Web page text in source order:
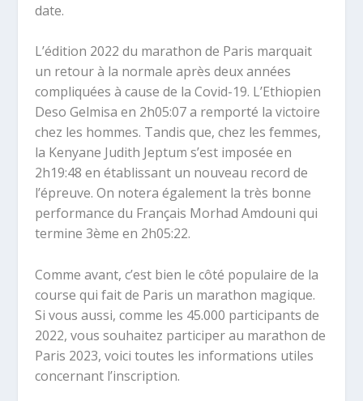
date.
L’édition 2022 du marathon de Paris marquait
un retour à la normale après deux années
compliquées à cause de la Covid-19. L’Ethiopien
Deso Gelmisa en 2h05:07 a remporté la victoire
chez les hommes. Tandis que, chez les femmes,
la Kenyane Judith Jeptum s’est imposée en
2h19:48 en établissant un nouveau record de
l’épreuve. On notera également la très bonne
performance du Français Morhad Amdouni qui
termine 3ème en 2h05:22.
Comme avant, c’est bien le côté populaire de la
course qui fait de Paris un marathon magique.
Si vous aussi, comme les 45.000 participants de
2022, vous souhaitez participer au marathon de
Paris 2023, voici toutes les informations utiles
concernant l’inscription.